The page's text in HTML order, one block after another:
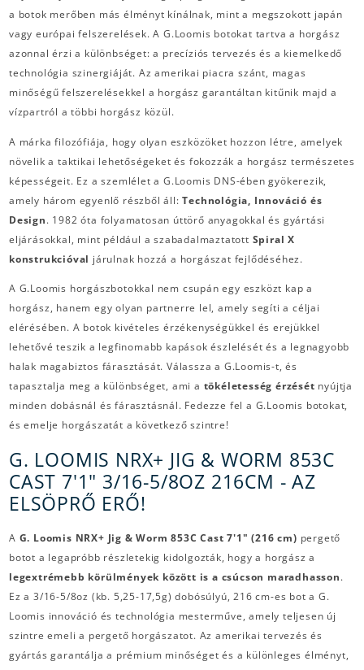
a botok merőben más élményt kínálnak, mint a megszokott japán
vagy európai felszerelések. A G.Loomis botokat tartva a horgász
azonnal érzi a különbséget: a precíziós tervezés és a kiemelkedő
technológia szinergiáját. Az amerikai piacra szánt, magas
minőségű felszerelésekkel a horgász garantáltan kitűnik majd a
vízpartról a többi horgász közül.
A márka filozófiája, hogy olyan eszközöket hozzon létre, amelyek
növelik a taktikai lehetőségeket és fokozzák a horgász természetes
képességeit. Ez a szemlélet a G.Loomis DNS-ében gyökerezik,
amely három egyenlő részből áll:Technológia, Innováció és
Design. 1982 óta folyamatosan úttörő anyagokkal és gyártási
eljárásokkal, mint például a szabadalmaztatott Spiral X
konstrukcióval járulnak hozzá a horgászat fejlődéséhez.
A G.Loomis horgászbotokkal nem csupán egy eszközt kap a
horgász, hanem egy olyan partnerre lel, amely segíti a céljai
elérésében. A botok kivételes érzékenységükkel és erejükkel
lehetővé teszik a legfinomabb kapások észlelését és a legnagyobb
halak magabiztos fárasztását. Válassza a G.Loomis-t, és
tapasztalja meg a különbséget, ami a tökéletesség érzését nyújtja
minden dobásnál és fárasztásnál. Fedezze fel a G.Loomis botokat,
és emelje horgászatát a következő szintre!
G. LOOMIS NRX+ JIG & WORM 853C
CAST 7'1" 3/16-5/8OZ 216CM - AZ
ELSÖPRŐ ERŐ!
A G. Loomis NRX+ Jig & Worm 853C Cast 7'1" (216 cm) pergető
botot a legapróbb részletekig kidolgozták, hogy a horgász a
legextrémebb körülmények között is a csúcson maradhasson.
Ez a 3/16-5/8oz (kb. 5,25-17,5g) dobósúlyú, 216 cm-es bot a G.
Loomis innováció és technológia mesterműve, amely teljesen új
szintre emeli a pergető horgászatot. Az amerikai tervezés és
gyártás garantálja a prémium minőséget és a különleges élményt,